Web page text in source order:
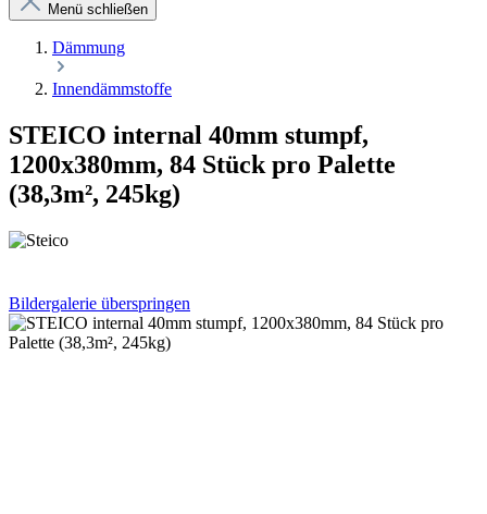
Menü schließen
Dämmung
Innendämmstoffe
STEICO internal 40mm stumpf,
1200x380mm, 84 Stück pro Palette
(38,3m², 245kg)
Bildergalerie überspringen